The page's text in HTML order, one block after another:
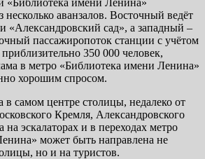
несколько аванзалов. Восточный ведёт
«Александровский сад», а западный –
пассажиропоток станции с учётом
приблизительно 350 000 человек,
в метро «Библиотека имени Ленина»
хорошим спросом.
в самом центре столицы, недалеко от
Кремля, Александровского
на эскалаторах и в переходах метро
может быть направлена не
но и на туристов.